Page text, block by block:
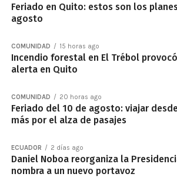
Feriado en Quito: estos son los
agosto
COMUNIDAD 15 horas ago
Incendio forestal en El Trébol
alerta en Quito
COMUNIDAD 20 horas ago
Feriado del 10 de agosto: viajar
más por el alza de pasajes
ECUADOR 2 días ago
Daniel Noboa reorganiza la
nombra a un nuevo portavoz